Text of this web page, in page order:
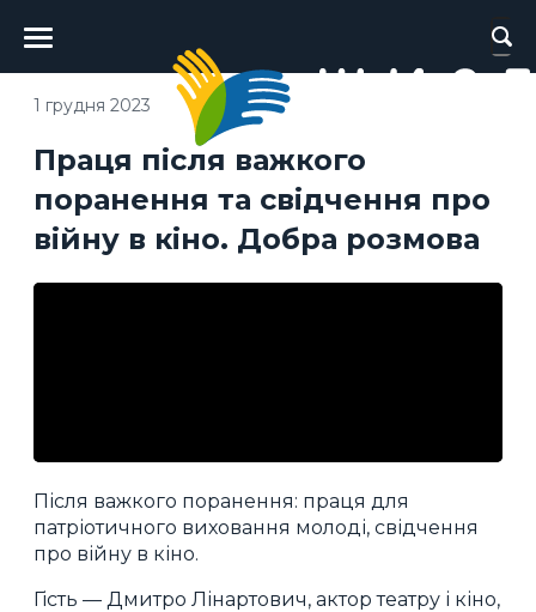
Головне
меню
Праця після важкого
поранення та свідчення про
війну в кіно. Добра розмова
1 грудня 2023
Після важкого поранення: праця для
патріотичного виховання молоді, свідчення
про війну в кіно.
Гість — Дмитро Лінартович, актор театру і кіно,